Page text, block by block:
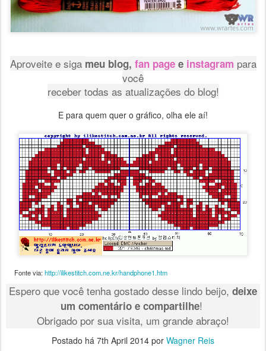
Aproveite e siga meu blog, fan pagee instagram para
você
receber todas as atualizações do blog!
E para quem quer o gráfico, olha ele aí!
Fonte via:http://ilikestitch.com.ne.kr/handphone1.htm
Espero que você tenha gostado desse lindo beijo, deixe
um comentário e compartilhe!
Obrigado por sua visita, um grande abraço!
Postado há 7th April 2014 por Wagner Reis